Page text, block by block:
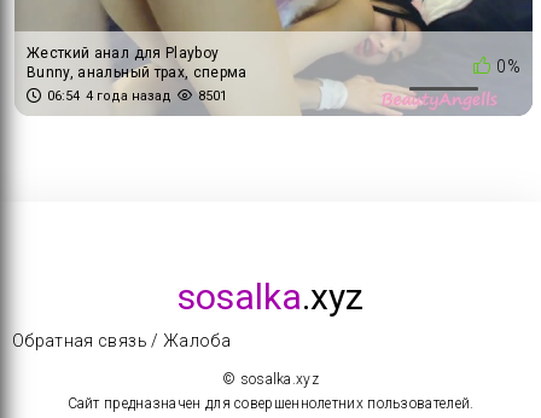
0%
Жесткий анал для Playboy
Bunny, анальный трах, сперма
на лице
06:54 4 года назад 8501
sosalka.xyz
Обратная связь / Жалоба
© sosalka.xyz
Сайт предназначен для совершеннолетних пользователей.